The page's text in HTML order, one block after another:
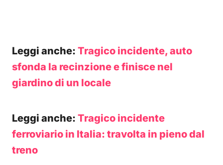
Leggi anche: Tragico incidente, auto
sfonda la recinzione e finisce nel
giardino di un locale
Leggi anche: Tragico incidente
ferroviario in Italia: travolta in pieno dal
treno